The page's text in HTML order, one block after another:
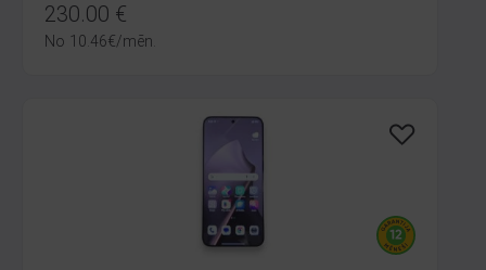
230.00 €
No 10.46€/mēn.